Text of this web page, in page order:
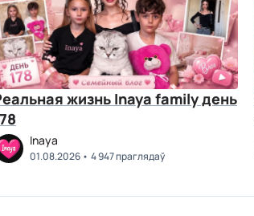
жизнь Inaya family день
Inaya
01.08.2026 4 947 праглядаў